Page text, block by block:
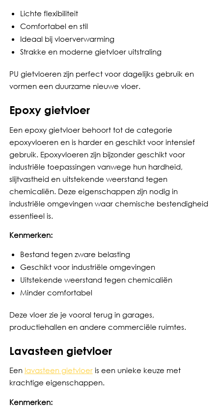
Lichte flexibiliteit
Comfortabel en stil
Ideaal bij vloerverwarming
Strakke en moderne gietvloer uitstraling
PU gietvloeren zijn perfect voor dagelijks gebruik en
vormen een duurzame nieuwe vloer.
Epoxy gietvloer
Een epoxy gietvloer behoort tot de categorie
epoxyvloeren en is harder en geschikt voor intensief
gebruik. Epoxyvloeren zijn bijzonder geschikt voor
industriële toepassingen vanwege hun hardheid,
slijtvastheid en uitstekende weerstand tegen
chemicaliën. Deze eigenschappen zijn nodig in
industriële omgevingen waar chemische bestendigheid
essentieel is.
Kenmerken:
Bestand tegen zware belasting
Geschikt voor industriële omgevingen
Uitstekende weerstand tegen chemicaliën
Minder comfortabel
Deze vloer zie je vooral terug in garages,
productiehallen en andere commerciële ruimtes.
Lavasteen gietvloer
Een lavasteen gietvloeris een unieke keuze met
krachtige eigenschappen.
Kenmerken: